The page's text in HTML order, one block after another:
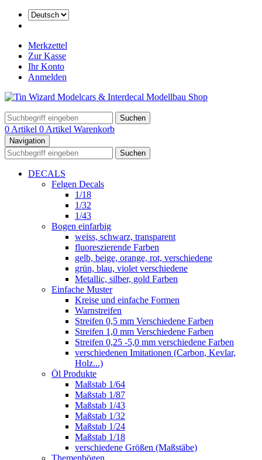
Merkzettel
Zur Kasse
Ihr Konto
Anmelden
Suchen
0 Artikel 0 Artikel Warenkorb
Navigation
Suchen
DECALS
Felgen Decals
1/18
1/32
1/43
Bogen einfarbig
weiss, schwarz, transparent
fluoreszierende Farben
gelb, beige, orange, rot, verschiedene
grün, blau, violet verschiedene
Metallic, silber, gold Farben
Einfache Muster
Kreise und einfache Formen
Warnstreifen
Streifen 0,5 mm Verschiedene Farben
Streifen 1,0 mm Verschiedene Farben
Streifen 0,25 -5,0 mm verschiedene Farben
verschiedenen Imitationen (Carbon, Kevlar,
Holz...)
Öl Produkte
Maßstab 1/64
Maßstab 1/87
Maßstab 1/43
Maßstab 1/32
Maßstab 1/24
Maßstab 1/18
verschiedene Größen (Maßstäbe)
Themenbögen